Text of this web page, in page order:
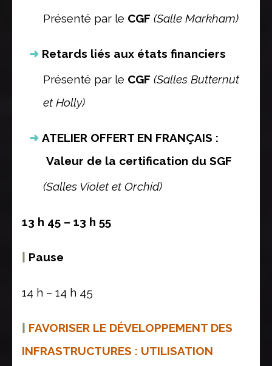
Présenté par le CGF (Salle Markham)
Retards liés aux états financiers
Présenté par le CGF (Salles Butternut
et Holly)
ATELIER OFFERT EN FRANÇAIS :
Valeur de la certification du SGF
(Salles Violet et Orchid)
13 h 45 – 13 h 55
Pause
14 h – 14 h 45
FAVORISER LE DÉVELOPPEMENT DES
INFRASTRUCTURES : UTILISATION